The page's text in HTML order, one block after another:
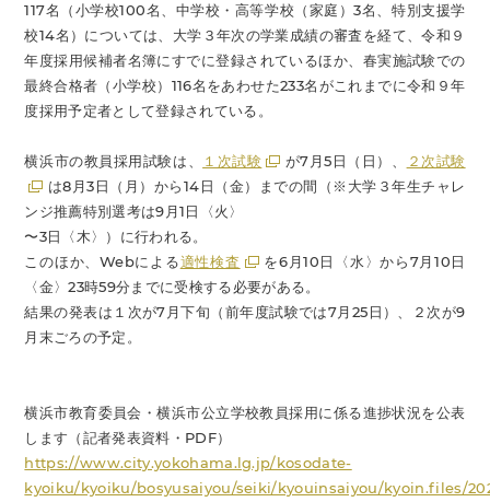
117名（小学校100名、中学校・高等学校（家庭）3名、特別支援学
校14名）については、大学３年次の学業成績の審査を経て、令和９
年度採用候補者名簿にすでに登録されているほか、春実施試験での
最終合格者（小学校）116名をあわせた233名がこれまでに令和９年
度採用予定者として登録されている。
横浜市の教員採用試験は、 １次試験 が7月5日（日）、
２次試験
は8月3日（月）から14日（金）までの間（※大学３年生チャレ
ンジ推薦特別選考は9月1日〈火〉
〜3日〈木〉）に行われる。
このほか、Webによる適性検査
を6月10日〈水〉から7月10日
〈金〉23時59分までに受検する必要がある。
結果の発表は１次が7月下旬（前年度試験では7月25日）、２次が9
月末ごろの予定。
横浜市教育委員会・横浜市公立学校教員採用に係る進捗状況を公表
します（記者発表資料・PDF）
https://www.city.yokohama.lg.jp/kosodate-
kyoiku/kyoiku/bosyusaiyou/seiki/kyouinsaiyou/kyoin.files/